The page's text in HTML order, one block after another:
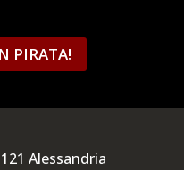
PIRATA!
Alessandria